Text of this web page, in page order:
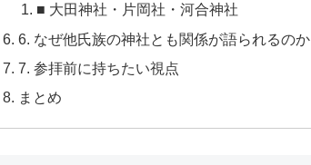
■ 大田神社・片岡社・河合神社
6. なぜ他氏族の神社とも関係が語られるのか
7. 参拝前に持ちたい視点
まとめ